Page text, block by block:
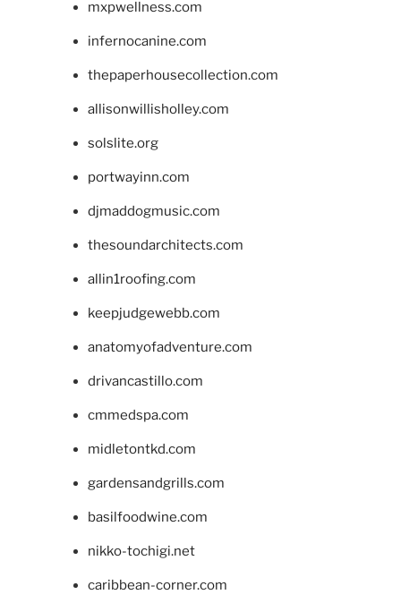
mxpwellness.com
infernocanine.com
thepaperhousecollection.com
allisonwillisholley.com
solslite.org
portwayinn.com
djmaddogmusic.com
thesoundarchitects.com
allin1roofing.com
keepjudgewebb.com
anatomyofadventure.com
drivancastillo.com
cmmedspa.com
midletontkd.com
gardensandgrills.com
basilfoodwine.com
nikko-tochigi.net
caribbean-corner.com